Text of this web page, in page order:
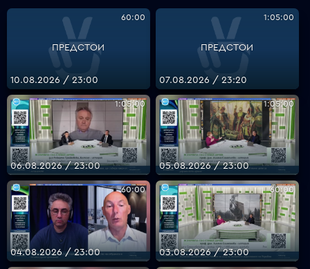
VOYO
ПРЕДСТОИ
60:00
10.08.2026 / 23:00
ПРЕДСТОИ
1:05:00
07.08.2026 / 23:20
1:05:00
06.08.2026 / 23:00
1:05:00
05.08.2026 / 23:00
60:00
04.08.2026 / 23:00
60:00
03.08.2026 / 23:00